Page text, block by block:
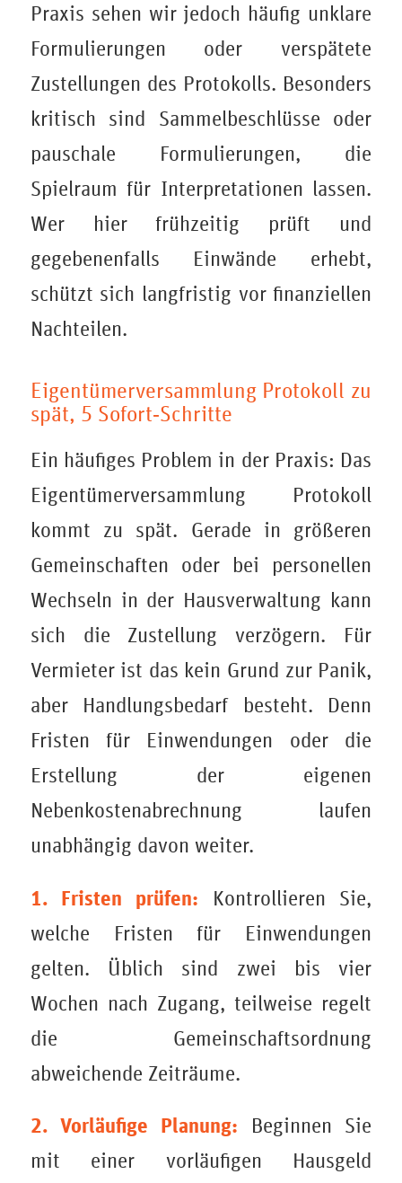
Praxis sehen wir jedoch häufig unklare
Formulierungen oder verspätete
Zustellungen des Protokolls. Besonders
kritisch sind Sammelbeschlüsse oder
pauschale Formulierungen, die
Spielraum für Interpretationen lassen.
Wer hier frühzeitig prüft und
gegebenenfalls Einwände erhebt,
schützt sich langfristig vor finanziellen
Nachteilen.
Eigentümerversammlung Protokoll zu
spät, 5 Sofort‑Schritte
Ein häufiges Problem in der Praxis: Das
Eigentümerversammlung Protokoll
kommt zu spät. Gerade in größeren
Gemeinschaften oder bei personellen
Wechseln in der Hausverwaltung kann
sich die Zustellung verzögern. Für
Vermieter ist das kein Grund zur Panik,
aber Handlungsbedarf besteht. Denn
Fristen für Einwendungen oder die
Erstellung der eigenen
Nebenkostenabrechnung laufen
unabhängig davon weiter.
1. Fristen prüfen: Kontrollieren Sie,
welche Fristen für Einwendungen
gelten. Üblich sind zwei bis vier
Wochen nach Zugang, teilweise regelt
die Gemeinschaftsordnung
abweichende Zeiträume.
2. Vorläufige Planung: Beginnen Sie
mit einer vorläufigen Hausgeld